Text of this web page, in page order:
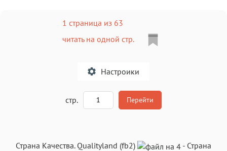
1 страница из 63
читать на одной стр.
Настроики
стр. Перейти
Страна Качества. Qualityland (fb2) - Страна